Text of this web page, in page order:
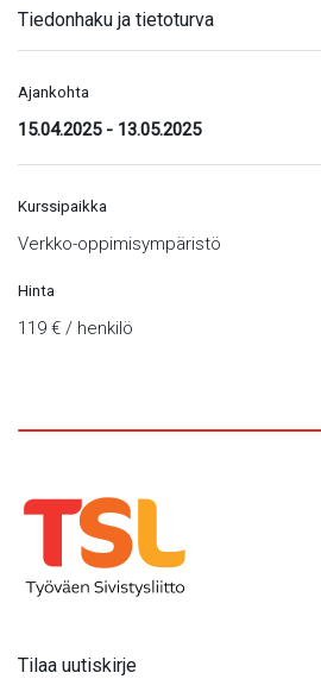
Tiedonhaku ja tietoturva
Ajankohta
15.04.2025- 13.05.2025
Kurssipaikka
Verkko-oppimisympäristö
Hinta
119 € / henkilö
Tilaa uutiskirje